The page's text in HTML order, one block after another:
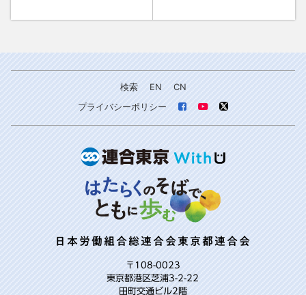
検索 EN
CN
プライバシーポリシー
日本労働組合総連合会東京都連合会
〒108-0023
東京都港区芝浦3-2-22
田町交通ビル2階